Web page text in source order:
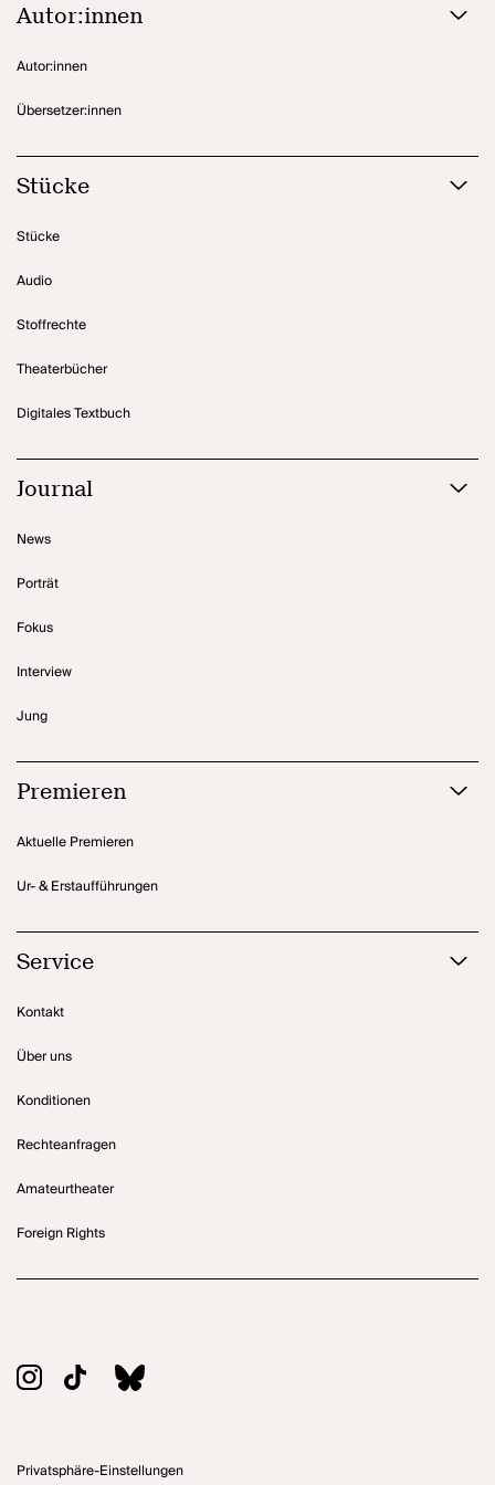
entstanden ist, indem sie die vorherige Landschaft zerstört hat.
Autor:innen
Autor:innen
Übersetzer:innen
Stücke
Stücke
Audio
Stoffrechte
Theaterbücher
Digitales Textbuch
Journal
News
Porträt
Fokus
Interview
Jung
Premieren
Aktuelle Premieren
Ur- & Erstaufführungen
Service
Kontakt
Über uns
Konditionen
Rechteanfragen
Amateurtheater
Foreign Rights
Privatsphäre-Einstellungen